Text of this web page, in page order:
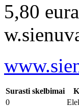
5,80
Surasti skelbimai
0